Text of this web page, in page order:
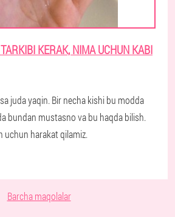
KERAK, NIMA UCHUN KABI
juda yaqin. Bir necha kishi bu modda
bundan mustasno va bu haqda bilish.
uchun harakat qilamiz.
Barcha maqolalar